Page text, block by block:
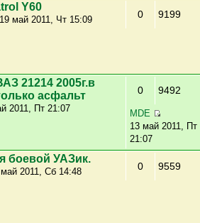
Y60
май 2011, Чт 15:09 0 9199
21214 2005г.в
асфальт
2011, Пт 21:07
0 9492
MDE
13 май 2011, Пт
21:07
боевой УАЗик.
2011, Сб 14:48 0 9559